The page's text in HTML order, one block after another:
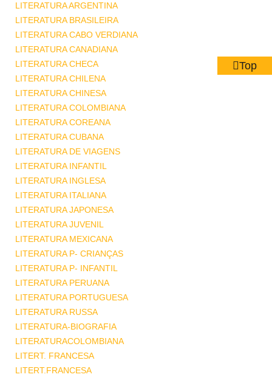
LITERATURA ARGENTINA
LITERATURA BRASILEIRA
LITERATURA CABO VERDIANA
LITERATURA CANADIANA
LITERATURA CHECA
LITERATURA CHILENA
LITERATURA CHINESA
LITERATURA COLOMBIANA
LITERATURA COREANA
LITERATURA CUBANA
LITERATURA DE VIAGENS
LITERATURA INFANTIL
LITERATURA INGLESA
LITERATURA ITALIANA
LITERATURA JAPONESA
LITERATURA JUVENIL
LITERATURA MEXICANA
LITERATURA P- CRIANÇAS
LITERATURA P- INFANTIL
LITERATURA PERUANA
LITERATURA PORTUGUESA
LITERATURA RUSSA
LITERATURA-BIOGRAFIA
LITERATURACOLOMBIANA
LITERT. FRANCESA
LITERT.FRANCESA
Top